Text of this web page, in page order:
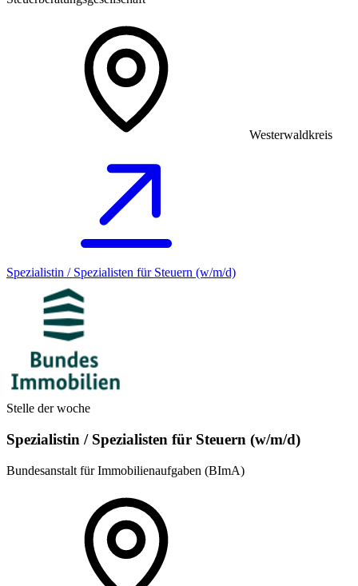
Westerwaldkreis
Spezialistin / Spezialisten für Steuern (w/m/d)
Stelle der woche
Spezialistin / Spezialisten für Steuern (w/m/d)
Bundesanstalt für Immobilienaufgaben (BImA)